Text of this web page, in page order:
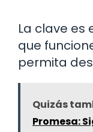
La clave es
que
permita
Quizás
Promesa: